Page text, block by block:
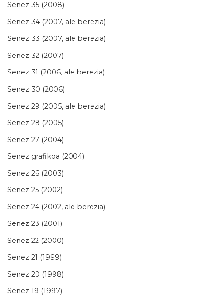
Senez 35 (2008)
Senez 34 (2007, ale berezia)
Senez 33 (2007, ale berezia)
Senez 32 (2007)
Senez 31 (2006, ale berezia)
Senez 30 (2006)
Senez 29 (2005, ale berezia)
Senez 28 (2005)
Senez 27 (2004)
Senez grafikoa (2004)
Senez 26 (2003)
Senez 25 (2002)
Senez 24 (2002, ale berezia)
Senez 23 (2001)
Senez 22 (2000)
Senez 21 (1999)
Senez 20 (1998)
Senez 19 (1997)